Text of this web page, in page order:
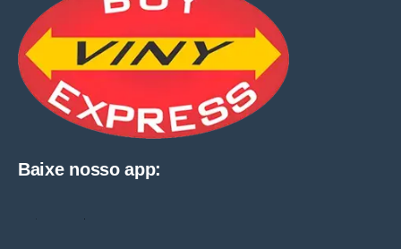
Baixe nosso app: